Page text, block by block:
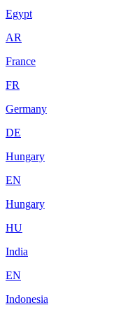
Egypt
AR
France
FR
Germany
DE
Hungary
EN
Hungary
HU
India
EN
Indonesia